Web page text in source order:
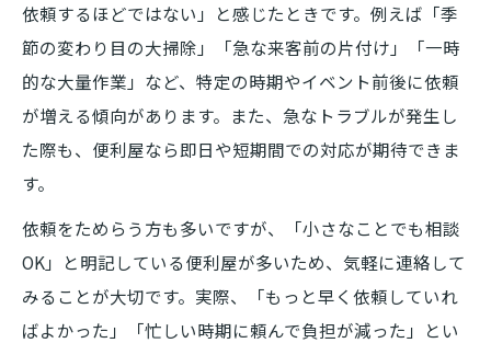
依頼するほどではない」と感じたときです。例えば「季
節の変わり目の大掃除」「急な来客前の片付け」「一時
的な大量作業」など、特定の時期やイベント前後に依頼
が増える傾向があります。また、急なトラブルが発生し
た際も、便利屋なら即日や短期間での対応が期待できま
す。
依頼をためらう方も多いですが、「小さなことでも相談
OK」と明記している便利屋が多いため、気軽に連絡して
みることが大切です。実際、「もっと早く依頼していれ
ばよかった」「忙しい時期に頼んで負担が減った」とい